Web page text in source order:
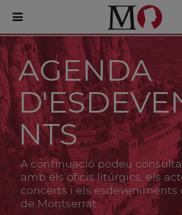
PORTADA
Monestir
Cultura
Actualitat
Fundació
Visita'ns
AGENDA
NTS
A continuació podeu
amb els oficis litúrgics, els
concerts i els esdeveniments
de Montserrat